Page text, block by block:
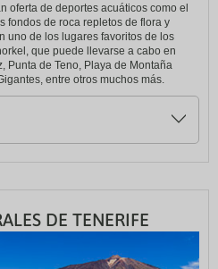
oferta de deportes acuáticos como el
fondos de roca repletos de flora y
uno de los lugares favoritos de los
que puede llevarse a cabo en
Punta de Teno, Playa de Montaña
entre otros muchos más.
DE TENERIFE